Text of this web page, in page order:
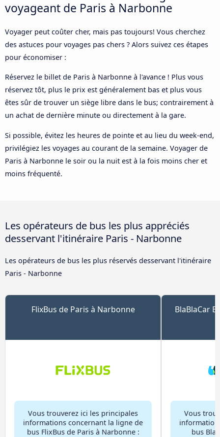
voyageant de Paris à Narbonne
Voyager peut coûter cher, mais pas toujours! Vous cherchez
des astuces pour voyages pas chers ? Alors suivez ces étapes
pour économiser :
Réservez le billet de Paris à Narbonne à l'avance ! Plus vous
réservez tôt, plus le prix est généralement bas et plus vous
êtes sûr de trouver un siège libre dans le bus; contrairement à
un achat de dernière minute ou directement à la gare.
Si possible, évitez les heures de pointe et au lieu du week-end,
privilégiez les voyages au courant de la semaine. Voyager de
Paris à Narbonne le soir ou la nuit est à la fois moins cher et
moins fréquenté.
Les opérateurs de bus les plus appréciés
desservant l'itinéraire Paris - Narbonne
Les opérateurs de bus les plus réservés desservant l'itinéraire
Paris - Narbonne
FlixBus de Paris à Narbonne
Vous trouverez ici les principales
informations concernant la ligne de
bus FlixBus de Paris à Narbonne :
BlaBlaCar
Vous
bus